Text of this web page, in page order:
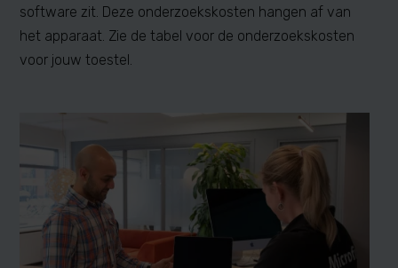
software zit. Deze onderzoekskosten hangen af van
het apparaat. Zie de tabel voor de onderzoekskosten
voor jouw toestel.